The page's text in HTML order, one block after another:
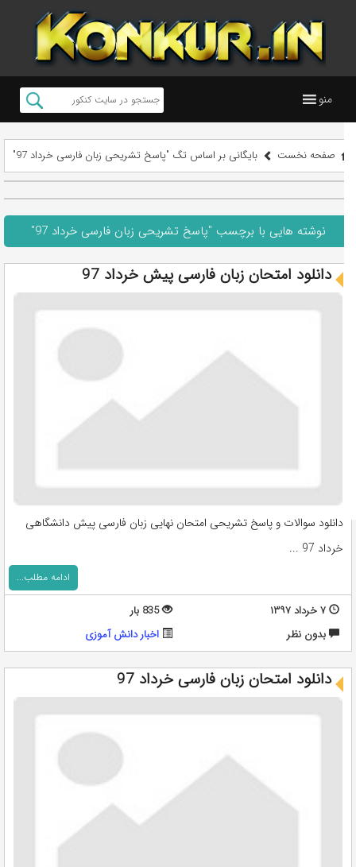
منو
صفحه نخست بایگانی بر اساس تگ "پاسخ تشریحی زبان فارسی خرداد 97"
نوشته هایی با برچسب "پاسخ تشریحی زبان فارسی خرداد 97"
دانلود امتحان زبان فارسی پیش خرداد 97
دانلود سوالات و پاسخ تشریحی امتحان نهایی زبان فارسی پیش دانشگاهی
خرداد 97 ...
ادامه مطلب...
۷ خرداد ۱۳۹۷
835 بار
بدون نظر
اخبار دانش آموزی
دانلود امتحان زبان فارسی خرداد 97